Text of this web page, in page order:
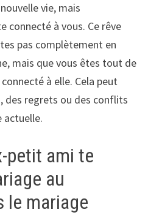
vie, mais
connecté à vous. Ce rêve
pas complètement en
mais que vous êtes tout de
à elle. Cela peut
des regrets ou des conflits
actuelle.
petit ami te
au
le mariage